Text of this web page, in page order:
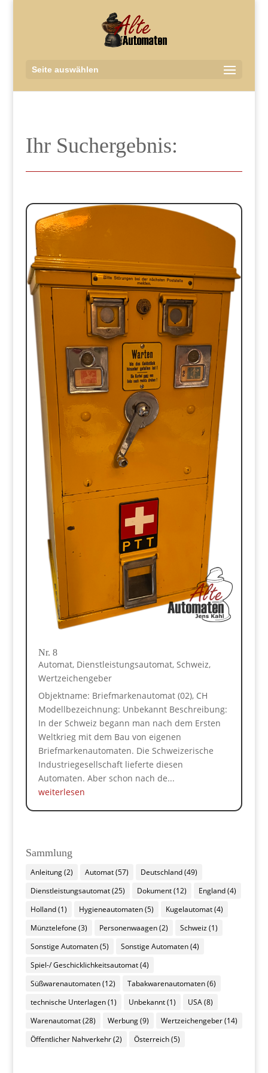
Seite auswählen
Ihr Suchergebnis:
Nr. 8
Automat, Dienstleistungsautomat, Schweiz,
Wertzeichengeber
Objektname: Briefmarkenautomat (02), CH
Modellbezeichnung: Unbekannt Beschreibung:
In der Schweiz begann man nach dem Ersten
Weltkrieg mit dem Bau von eigenen
Briefmarkenautomaten. Die Schweizerische
Industriegesellschaft lieferte diesen
Automaten. Aber schon nach de...
weiterlesen
Sammlung
Anleitung(2) Automat(57) Deutschland(49)
Dienstleistungsautomat(25) Dokument(12) England(4)
Holland(1) Hygieneautomaten(5) Kugelautomat(4)
Münztelefone (3) Personenwaagen(2) Schweiz(1)
Sonstige Automaten(5) Sonstige Automaten(4)
Spiel-/ Geschicklichkeitsautomat(4)
Süßwarenautomaten(12) Tabakwarenautomaten(6)
technische Unterlagen(1) Unbekannt(1) USA(8)
Warenautomat(28) Werbung(9) Wertzeichengeber(14)
Öffentlicher Nahverkehr(2) Österreich(5)